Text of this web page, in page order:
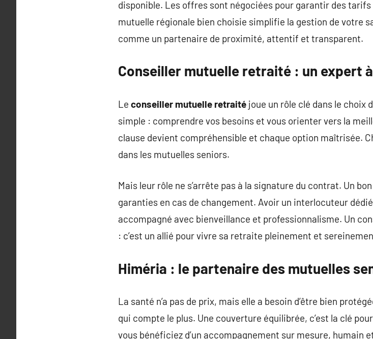
disponible. Les offres sont négociées pour garantir des
mutuelle régionale bien choisie simplifie la gestion de votre
comme un partenaire de proximité, attentif et transparent.
Conseiller mutuelle retraité : un expert
Le conseiller mutuelle retraité joue un rôle clé dans le choix
simple : comprendre vos besoins et vous orienter vers la
clause devient compréhensible et chaque option maîtrisée.
dans les mutuelles seniors.
Mais leur rôle ne s’arrête pas à la signature du contrat. Un
garanties en cas de changement. Avoir un interlocuteur
accompagné avec bienveillance et professionnalisme. Un
: c’est un allié pour vivre sa retraite pleinement et
Himéria : le partenaire des mutuelles
La santé n’a pas de prix, mais elle a besoin d’être bien
qui compte le plus. Une couverture équilibrée, c’est la clé
vous bénéficiez d’un accompagnement sur mesure, humain